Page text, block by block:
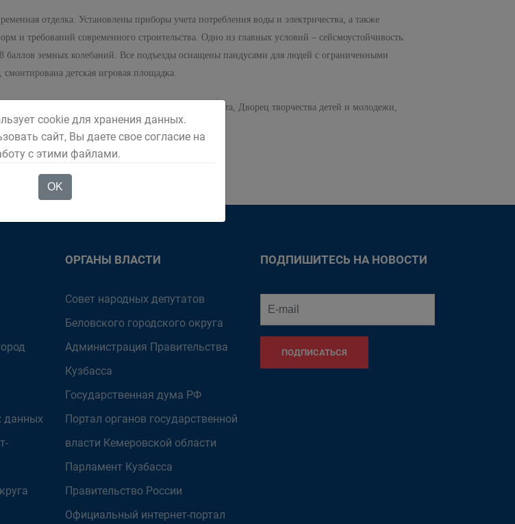
отделка. Установлены приборы учета потребления воды и электричества, а также
и требований современного строительства. Одно из главных условий – сейсмоустойчивость.
баллов земных колебаний. Все подъезды оснащены пандусами для людей с ограниченными
детская игровая площадка.
Кемеровского государственного университета, Дворец творчества детей и молодежи,
данных
ОРГАНЫ ВЛАСТИ
Совет народных депутатов
Беловского городского округа
Администрация Правительства
Кузбасса
Государственная дума РФ
Портал органов государственной
власти Кемеровской области
Парламент Кузбасса
Правительство России
Официальный интернет-портал
ПОДПИШИТЕСЬ НА НОВОСТИ
ПОДПИСАТЬСЯ
cookie для хранения данных.
сайт, Вы даете свое согласие на
с этими файлами.
OK